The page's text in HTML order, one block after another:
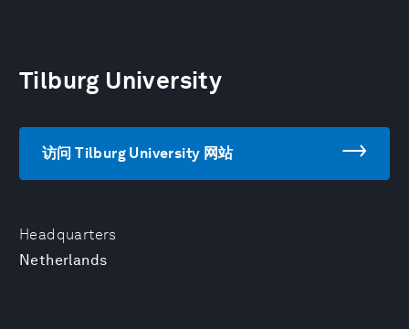
Headquarters
Netherlands
Tilburg University
访问 Tilburg University 网站